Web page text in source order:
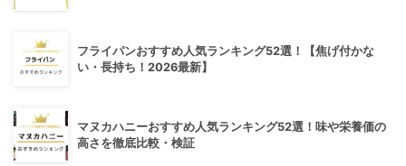
フライパンおすすめ人気ランキング52選！【焦げ付かな
い・長持ち！2026最新】
マヌカハニーおすすめ人気ランキング52選！味や栄養価の
高さを徹底比較・検証